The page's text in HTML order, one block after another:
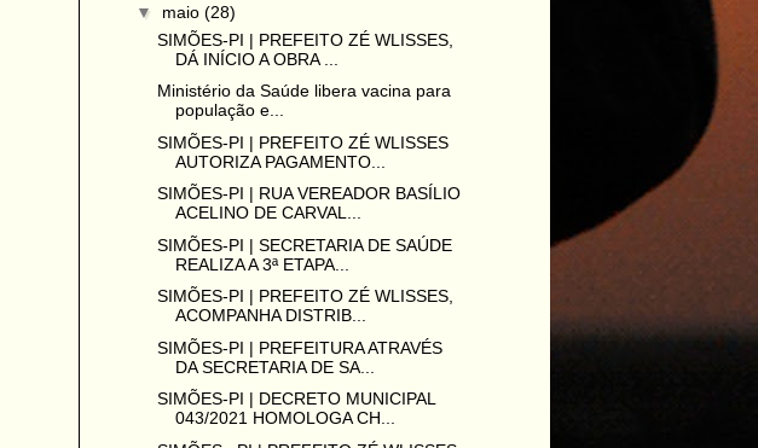
▼ maio (28)
SIMÕES-PI | PREFEITO ZÉ WLISSES,
DÁ INÍCIO A OBRA ...
Ministério da Saúde libera vacina para
população e...
SIMÕES-PI | PREFEITO ZÉ WLISSES
AUTORIZA PAGAMENTO...
SIMÕES-PI | RUA VEREADOR BASÍLIO
ACELINO DE CARVAL...
SIMÕES-PI | SECRETARIA DE SAÚDE
REALIZA A 3ª ETAPA...
SIMÕES-PI | PREFEITO ZÉ WLISSES,
ACOMPANHA DISTRIB...
SIMÕES-PI | PREFEITURA ATRAVÉS
DA SECRETARIA DE SA...
SIMÕES-PI | DECRETO MUNICIPAL
043/2021 HOMOLOGA CH...